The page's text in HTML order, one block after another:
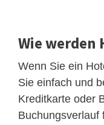
Wie werden
Wenn Sie ein
Sie einfach und
Kreditkarte oder
Buchungsverlauf